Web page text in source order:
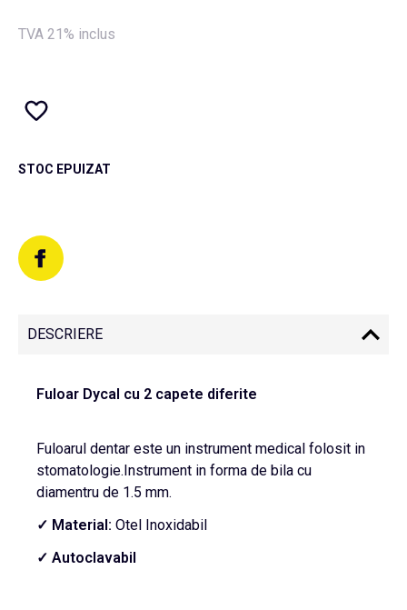
TVA 21% inclus
STOC EPUIZAT
DESCRIERE
Fuloar Dycal cu 2 capete diferite
Fuloarul dentar este un instrument medical folosit in
stomatologie.Instrument in forma de bila cu
diamentru de 1.5 mm.
✓ Material: Otel Inoxidabil
✓ Autoclavabil